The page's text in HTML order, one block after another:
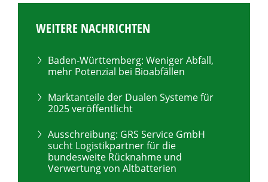
WEITERE NACHRICHTEN
Baden-Württemberg: Weniger Abfall,
mehr Potenzial bei Bioabfällen
Marktanteile der Dualen Systeme für
2025 veröffentlicht
Ausschreibung: GRS Service GmbH
sucht Logistikpartner für die
bundesweite Rücknahme und
Verwertung von Altbatterien